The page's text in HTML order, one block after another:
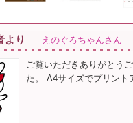
より えのぐろちゃんさん
ご覧いただきありがとう
た。 A4サイズでプリント